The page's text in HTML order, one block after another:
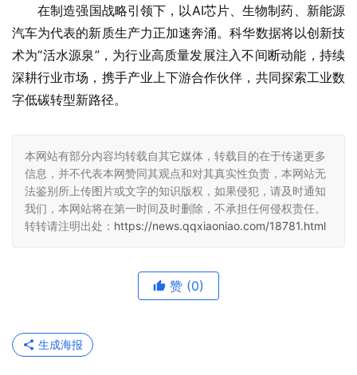
在制造强国战略引领下，以AI芯片、生物制药、新能源
汽车为代表的新质生产力正加速奔涌。科华数据将以创新技
术为“活水源泉”，为行业高质量发展注入不间断动能，持续
深耕行业市场，携手产业上下游合作伙伴，共同探索工业数
字低碳转型新路径。
本网站有部分内容均转载自其它媒体，转载目的在于传递更多
信息，并不代表本网赞同其观点和对其真实性负责，本网站无
法鉴别所上传图片或文字的知识版权，如果侵犯，请及时通知
我们，本网站将在第一时间及时删除，不承担任何侵权责任。
转转请注明出处： https://news.qqxiaoniao.com/18781.html
赞 (0)
生成海报